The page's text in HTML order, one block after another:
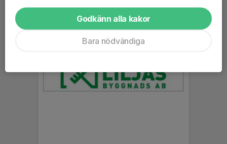
Godkänn alla kakor
Bara nödvändiga